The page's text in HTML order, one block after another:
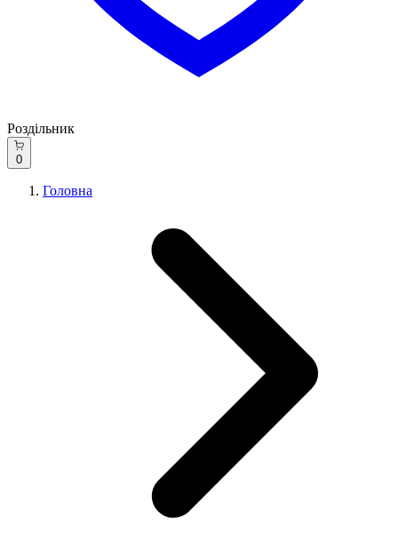
Роздільник
0
Головна